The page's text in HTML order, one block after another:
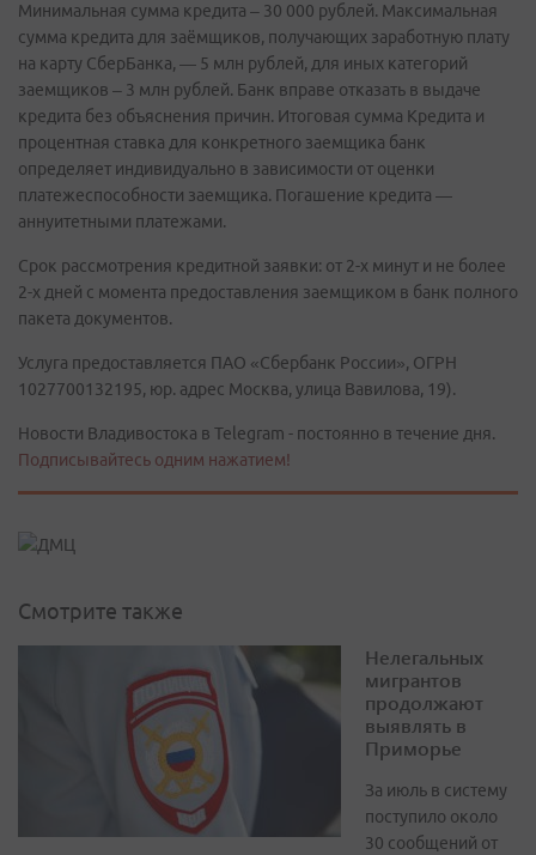
Минимальная сумма кредита – 30 000 рублей. Максимальная
сумма кредита для заёмщиков, получающих заработную плату
на карту СберБанка, — 5 млн рублей, для иных категорий
заемщиков – 3 млн рублей. Банк вправе отказать в выдаче
кредита без объяснения причин. Итоговая сумма Кредита и
процентная ставка для конкретного заемщика банк
определяет индивидуально в зависимости от оценки
платежеспособности заемщика. Погашение кредита —
аннуитетными платежами.
Срок рассмотрения кредитной заявки: от 2-х минут и не более
2-х дней с момента предоставления заемщиком в банк полного
пакета документов.
Услуга предоставляется ПАО «Сбербанк России», ОГРН
1027700132195, юр. адрес Москва, улица Вавилова, 19).
Новости Владивостока в Telegram - постоянно в течение дня.
Подписывайтесь одним нажатием!
Смотрите также
Нелегальных
мигрантов
продолжают
выявлять в
Приморье
За июль в систему
поступило около
30 сообщений от